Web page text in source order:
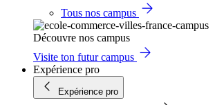
Tous nos campus
Découvre nos campus
Visite ton futur campus
Expérience pro
Expérience pro